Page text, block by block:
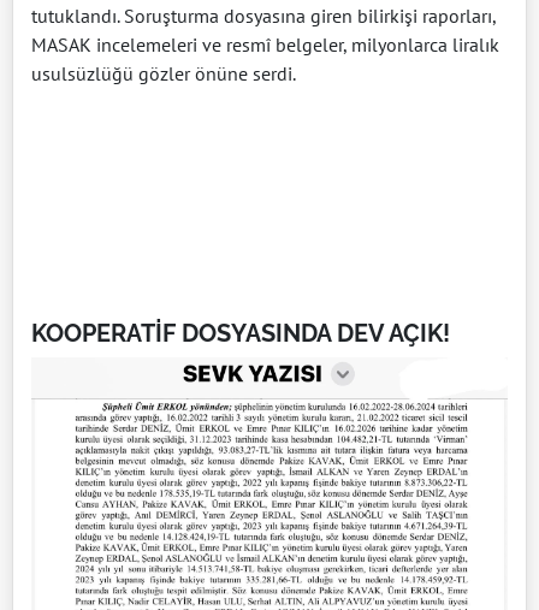
tutuklandı. Soruşturma dosyasına giren bilirkişi raporları,
MASAK incelemeleri ve resmî belgeler, milyonlarca liralık
usulsüzlüğü gözler önüne serdi.
KOOPERATİF DOSYASINDA DEV AÇIK!